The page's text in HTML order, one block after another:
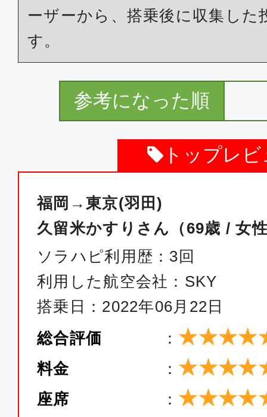
JAL332 21:00
ANA274
エコノミー
福岡
21:15
東京(
SKY012
普通席
福岡
13:45
SKY014
普通席
14:35
東京(
ーザーから、搭乗後に収集した
す。
参考になった順
トップレビ
福岡→東京(羽田)
久留米かすりさん（69歳 / 女
ソラハピ利用歴：3回
利用した航空会社：SKY
搭乗日：2022年06月22日
総合評価
：
料金 ：
座席 ：